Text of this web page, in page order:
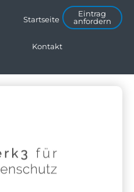
Startseite
Kontakt
Eintrag
anfordern